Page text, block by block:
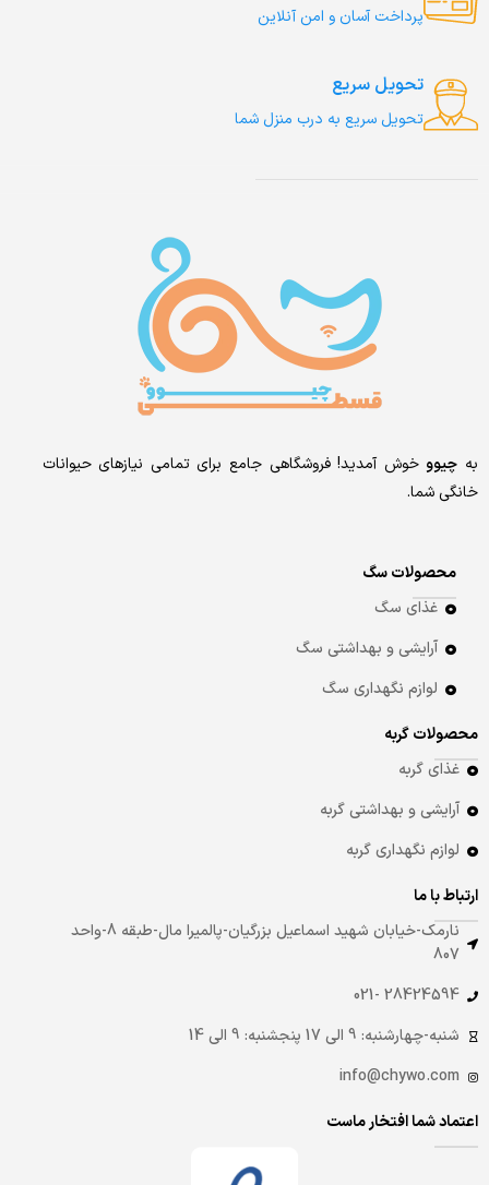
پرداخت آسان و امن آنلاین
تحویل سریع
تحویل سریع به درب منزل شما
به چیوو خوش آمدید! فروشگاهی جامع برای تمامی نیازهای حیوانات
خانگی شما.
محصولات سگ
غذای سگ
آرایشی و بهداشتی سگ
لوازم نگهداری سگ
محصولات گربه
غذای گربه
آرایشی و بهداشتی گربه
لوازم نگهداری گربه
ارتباط با ما
نارمک-خیابان شهید اسماعیل بزرگیان-پالمیرا مال-طبقه 8-واحد
807
28424594 -021
شنبه-چهارشنبه: 9 الی 17 پنجشنبه: 9 الی 14
info@chywo.com
اعتماد شما افتخار ماست